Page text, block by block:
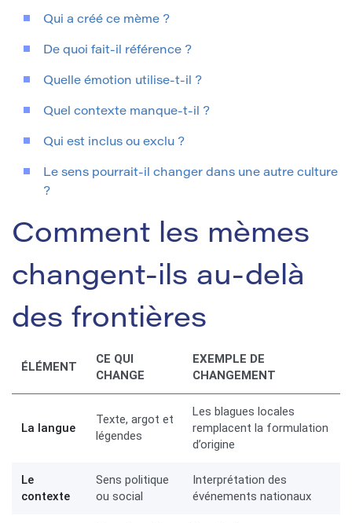
Qui a créé ce mème ?
De quoi fait-il référence ?
Quelle émotion utilise-t-il ?
Quel contexte manque-t-il ?
Qui est inclus ou exclu ?
Le sens pourrait-il changer dans une autre culture
?
Comment les mèmes
changent-ils au-delà
des frontières
ÉLÉMENT
CE QUI
CHANGE
EXEMPLE DE
CHANGEMENT
La langue
Texte, argot et
légendes
Les blagues locales
remplacent la formulation
d’origine
Le
contexte
Sens politique
ou social
Interprétation des
événements nationaux